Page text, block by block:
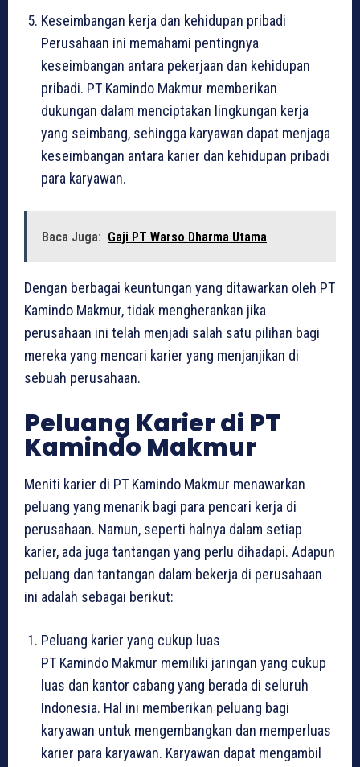
Keseimbangan kerja dan kehidupan pribadi
Perusahaan ini memahami pentingnya
keseimbangan antara pekerjaan dan kehidupan
pribadi. PT Kamindo Makmur memberikan
dukungan dalam menciptakan lingkungan kerja
yang seimbang, sehingga karyawan dapat menjaga
keseimbangan antara karier dan kehidupan pribadi
para karyawan.
Baca Juga: Gaji PT Warso Dharma Utama
Dengan berbagai keuntungan yang ditawarkan oleh PT
Kamindo Makmur, tidak mengherankan jika
perusahaan ini telah menjadi salah satu pilihan bagi
mereka yang mencari karier yang menjanjikan di
sebuah perusahaan.
Peluang Karier di PT
Kamindo Makmur
Meniti karier di PT Kamindo Makmur menawarkan
peluang yang menarik bagi para pencari kerja di
perusahaan. Namun, seperti halnya dalam setiap
karier, ada juga tantangan yang perlu dihadapi. Adapun
peluang dan tantangan dalam bekerja di perusahaan
ini adalah sebagai berikut:
Peluang karier yang cukup luas
PT Kamindo Makmur memiliki jaringan yang cukup
luas dan kantor cabang yang berada di seluruh
Indonesia. Hal ini memberikan peluang bagi
karyawan untuk mengembangkan dan memperluas
karier para karyawan. Karyawan dapat mengambil